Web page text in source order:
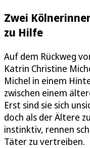
Zwei
zu Hilfe
Auf dem Rückweg
Katrin Christine
Michel in einem
zwischen einem
Erst sind sie sich
doch als der Ältere
instinktiv, rennen
Täter zu vertreiben.